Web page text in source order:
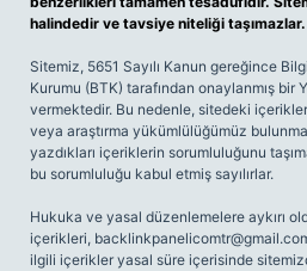
halindedir ve tavsiye niteliği taşımazlar.
Sitemiz, 5651 Sayılı Kanun gereğince
Kurumu (BTK) tarafından onaylanmış bir
vermektedir. Bu nedenle, sitedeki
veya araştırma yükümlülüğümüz
yazdıkları içeriklerin sorumluluğunu
bu sorumluluğu kabul etmiş sayılırlar.
Hukuka ve yasal düzenlemelere aykırı
içerikleri,
ilgili içerikler yasal süre içerisinde